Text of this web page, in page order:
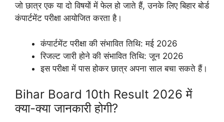
जो छात्र एक या दो विषयों में फेल हो जाते हैं, उनके लिए बिहार बोर्ड
कंपार्टमेंट परीक्षा आयोजित करता है।
कंपार्टमेंट परीक्षा की संभावित तिथि: मई 2026
रिजल्ट जारी होने की संभावित तिथि: जून 2026
इस परीक्षा में पास होकर छात्र अपना साल बचा सकते हैं।
Bihar Board 10th Result 2026 में
क्या-क्या जानकारी होगी?